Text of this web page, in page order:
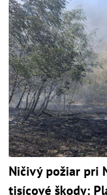
Ničivý požiar pri
tisícové škody: